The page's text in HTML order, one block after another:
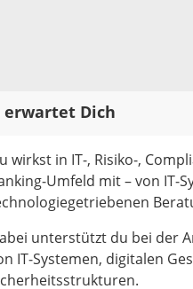
erwartet Dich
wirkst in IT‑, Risiko‑,
mit – von
unterstützt du bei der
IT‑Systemen, digitalen